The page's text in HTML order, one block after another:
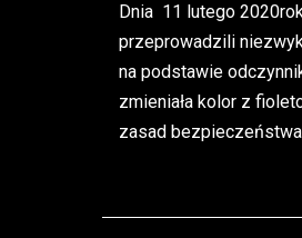
Dnia 11 lutego
przeprowadzili
na podstawie
zmieniała kolor z
zasad